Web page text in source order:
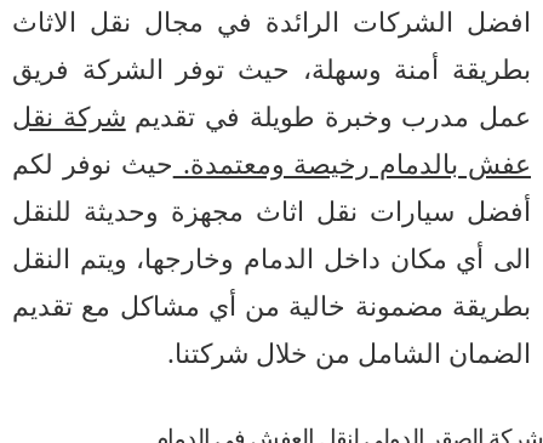
الشركات الرائدة في مجال نقل الاثاث
أمنة وسهلة، حيث توفر الشركة فريق
مدرب وخبرة طويلة في تقديمشركة نقل
بالدمام رخيصة ومعتمدة.حيث نوفر لكم
سيارات نقل اثاث مجهزة وحديثة للنقل
أي مكان داخل الدمام وخارجها، ويتم النقل
مضمونة خالية من أي مشاكل مع تقديم
الشامل من خلال شركتنا.